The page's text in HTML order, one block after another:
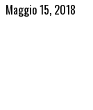
Maggio 15, 2018